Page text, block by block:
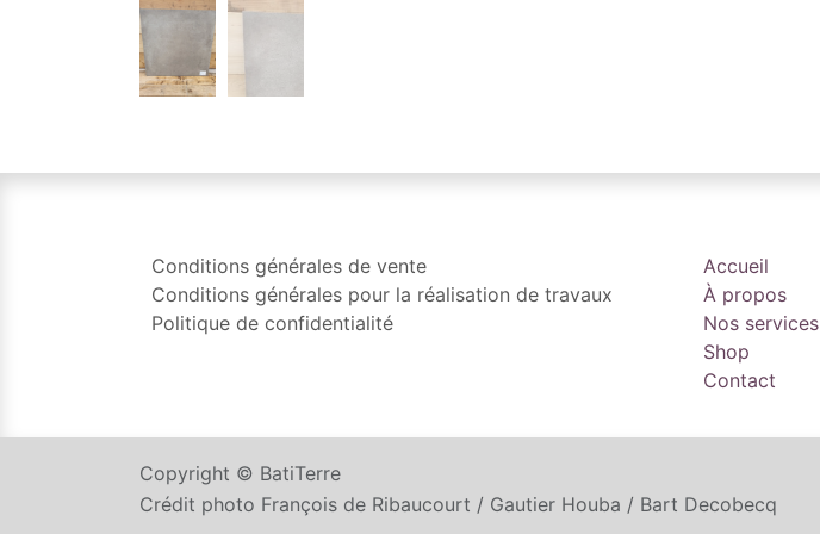
Conditions générales de vente
Conditions générales pour la réalisation de travaux
Politique de confidentialité
Accueil
À propos
Nos services
Shop
Contact
Copyright © BatiTerre
Crédit photo François de Ribaucourt / Gautier Houba / Bart Decobecq